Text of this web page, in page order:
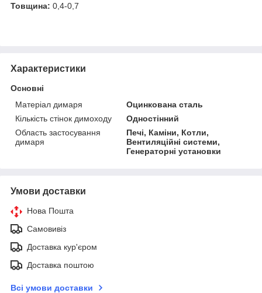
Товщина: 0,4-0,7
Характеристики
Основні
Матеріал димаря
Оцинкована сталь
Кількість стінок димоходу
Одностінний
Область застосування
димаря
Печі, Каміни, Котли,
Вентиляційні системи,
Генераторні установки
Умови доставки
Нова Пошта
Самовивіз
Доставка кур'єром
Доставка поштою
Всі умови доставки